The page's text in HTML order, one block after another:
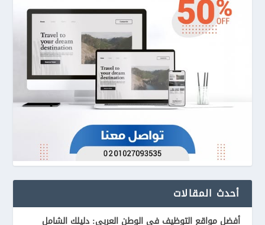
أحدث المقالات
أفضل مواقع التوظيف في الوطن العربي: دليلك الشامل